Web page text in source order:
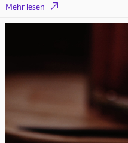
Mehr lesen 